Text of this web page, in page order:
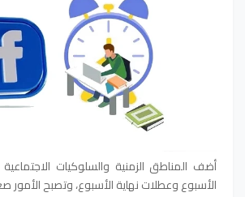
أضف المناطق الزمنية والسلوكيات
الأسبوع وعطلات نهاية الأسبوع، وتصبح